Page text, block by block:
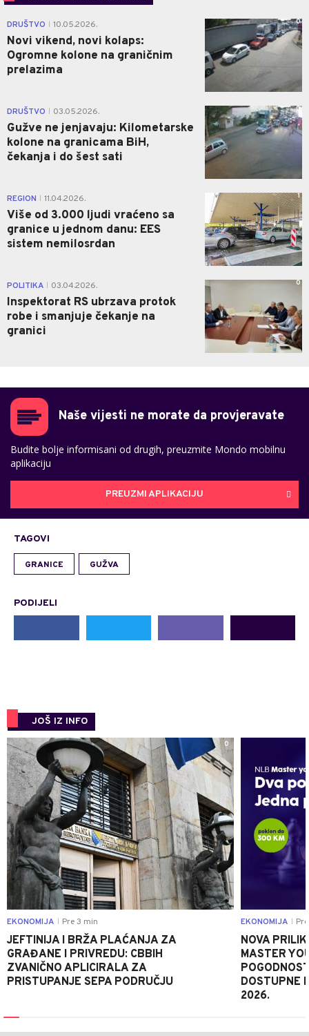
DRUŠTVO 10.05.2026.
Novi vikend, novi kolaps:
Ogromne kolone na graničnim
prelazima
0
DRUŠTVO 03.05.2026.
Gužve ne jenjavaju: Kilometarske
kolone na granicama BiH,
čekanja i do šest sati
0
REGION 11.04.2026.
Više od 3.000 ljudi vraćeno sa
granice u jednom danu: EES
sistem nemilosrdan
1
POLITIKA 03.04.2026.
Inspektorat RS ubrzava protok
robe i smanjuje čekanje na
granici
0
Naše vijesti ne morate da provjeravate
Budite bolje informisani od drugih, preuzmite Mondo mobilnu
aplikaciju
PREUZMI APLIKACIJU
TAGOVI
GRANICE GUŽVA
PODIJELI
JOŠ IZ INFO
0
EKONOMIJA Pre 3 min
JEFTINIJA I BRŽA PLAĆANJA ZA
GRAĐANE I PRIVREDU: CBBIH
ZVANIČNO APLICIRALA ZA
PRISTUPANJE SEPA PODRUČJU
EKONOMIJA
NOVA
MASTER
DOSTUPNE
2026.